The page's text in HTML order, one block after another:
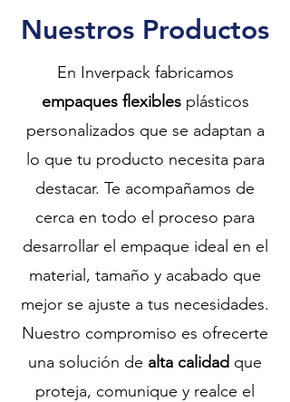
Nuestros Productos​
En Inverpack fabricamos
empaques flexiblesplásticos
personalizados que se adaptan a
lo que tu producto necesita para
destacar. Te acompañamos de
cerca en todo el proceso para
desarrollar el empaque ideal en el
material, tamaño y acabado que
mejor se ajuste a tus necesidades.
Nuestro compromiso es ofrecerte
una solución de alta calidad que
proteja, comunique y realce el